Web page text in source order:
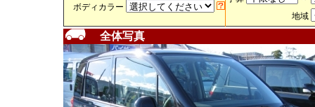
ボディカラー
地域
全体写真